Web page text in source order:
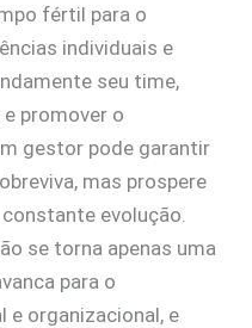
fértil para o
individuais e
seu time,
promover o
gestor pode garantir
mas prospere
evolução.
se torna apenas uma
para o
e organizacional, e